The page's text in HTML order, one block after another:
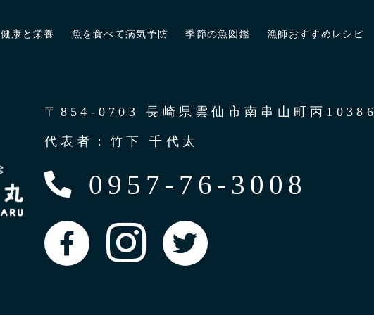
健康と栄養 魚を食べて病気予防 季節の魚図鑑 漁師おすすめレシピ
〒854-0703 長崎県雲仙市南串山町丙10386
代表者：竹下 千代太
0957-76-3008